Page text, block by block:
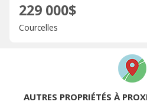
229 000$
Courcelles
AUTRES PROPRIÉTÉS À